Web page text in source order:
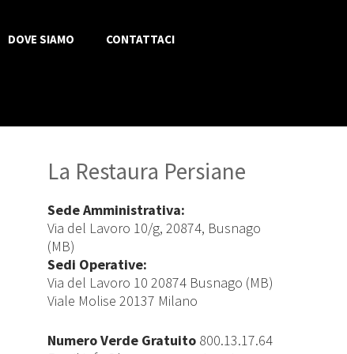
DOVE SIAMO CONTATTACI
La Restaura Persiane
Sede Amministrativa:
Via del Lavoro 10/g, 20874, Busnago
(MB)
Sedi Operative:
Via del Lavoro 10 20874 Busnago (MB)
Viale Molise 20137 Milano
Numero Verde Gratuito 800.13.17.64